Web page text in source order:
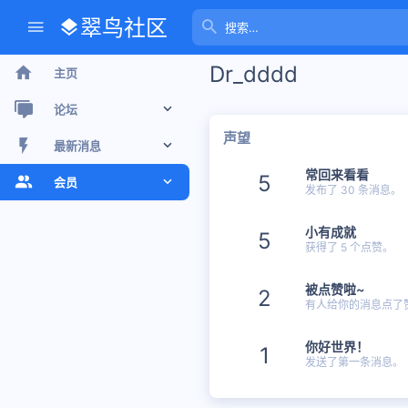
翠鸟社区
主页
论坛
新帖
最近话题
最新消息
新帖 会员
Dr_dddd
声望
5 常回来看看
发布了 30 条消息。
5 小有成就
获得了 5 个点赞。
2 被点赞啦~
有人给你的消息点了
1 你好世界！
发送了第一条消息。